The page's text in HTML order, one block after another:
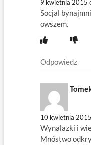
9 kwietnia 2015
Socjal
owszem.
Odpowiedz
10 kwietnia
Wynalazki i
Mnóstwo